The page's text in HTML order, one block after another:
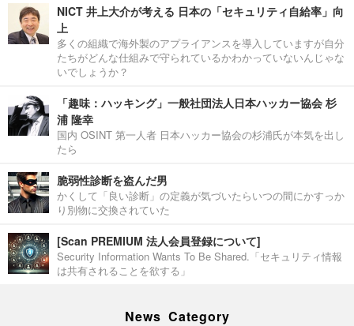
NICT 井上大介が考える 日本の「セキュリティ自給率」向
上
多くの組織で海外製のアプライアンスを導入していますが自分
たちがどんな仕組みで守られているかわかっていないんじゃな
いでしょうか？
「趣味：ハッキング」一般社団法人日本ハッカー協会 杉
浦 隆幸
国内 OSINT 第一人者 日本ハッカー協会の杉浦氏が本気を出し
たら
脆弱性診断を盗んだ男
かくして「良い診断」の定義が気づいたらいつの間にかすっか
り別物に交換されていた
[Scan PREMIUM 法人会員登録について]
Security Information Wants To Be Shared.「セキュリティ情報
は共有されることを欲する」
News Category